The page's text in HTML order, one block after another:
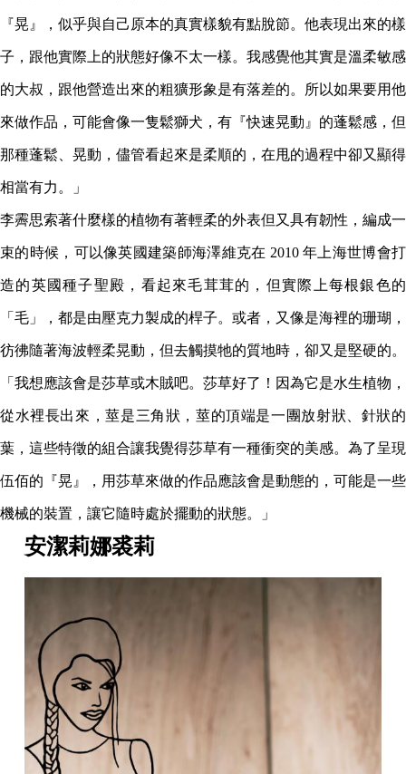
『晃』，似乎與自己原本的真實樣貌有點脫節。他表現出來的樣
子，跟他實際上的狀態好像不太一樣。我感覺他其實是溫柔敏感
的大叔，跟他營造出來的粗獷形象是有落差的。所以如果要用他
來做作品，可能會像一隻鬆獅犬，有『快速晃動』的蓬鬆感，但
那種蓬鬆、晃動，儘管看起來是柔順的，在甩的過程中卻又顯得
相當有力。」
李霽思索著什麼樣的植物有著輕柔的外表但又具有韌性，編成一
束的時候，可以像英國建築師海澤維克在 2010 年上海世博會打
造的英國種子聖殿，看起來毛茸茸的，但實際上每根銀色的
「毛」，都是由壓克力製成的桿子。或者，又像是海裡的珊瑚，
彷彿隨著海波輕柔晃動，但去觸摸牠的質地時，卻又是堅硬的。
「我想應該會是莎草或木賊吧。莎草好了！因為它是水生植物，
從水裡長出來，莖是三角狀，莖的頂端是一團放射狀、針狀的
葉，這些特徵的組合讓我覺得莎草有一種衝突的美感。為了呈現
伍佰的『晃』，用莎草來做的作品應該會是動態的，可能是一些
機械的裝置，讓它隨時處於擺動的狀態。」
安潔莉娜裘莉